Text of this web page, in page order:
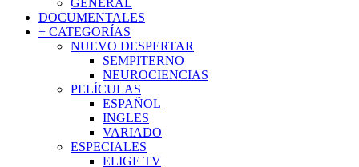
DOCUMENTALES
+ CATEGORÍAS
NUEVO DESPERTAR
SEMPITERNO
NEUROCIENCIAS
PELÍCULAS
ESPAÑOL
INGLES
VARIADO
ESPECIALES
ELIGE TV